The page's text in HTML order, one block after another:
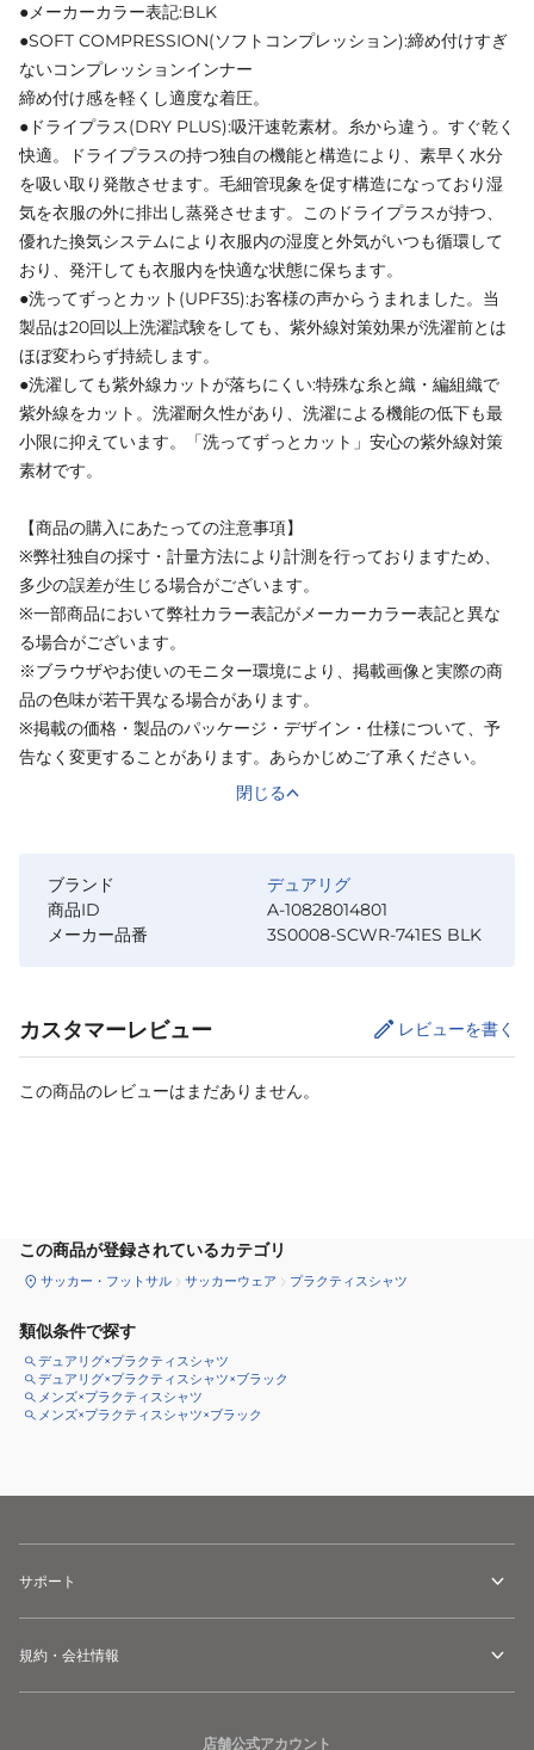
●メーカーカラー表記:BLK
●SOFT COMPRESSION(ソフトコンプレッション):締め付けすぎ
ないコンプレッションインナー
締め付け感を軽くし適度な着圧。
●ドライプラス(DRY PLUS):吸汗速乾素材。糸から違う。すぐ乾く
快適。ドライプラスの持つ独自の機能と構造により、素早く水分
を吸い取り発散させます。毛細管現象を促す構造になっており湿
気を衣服の外に排出し蒸発させます。このドライプラスが持つ、
優れた換気システムにより衣服内の湿度と外気がいつも循環して
おり、発汗しても衣服内を快適な状態に保ちます。
●洗ってずっとカット(UPF35):お客様の声からうまれました。当
製品は20回以上洗濯試験をしても、紫外線対策効果が洗濯前とは
ほぼ変わらず持続します。
●洗濯しても紫外線カットが落ちにくい:特殊な糸と織・編組織で
紫外線をカット。洗濯耐久性があり、洗濯による機能の低下も最
小限に抑えています。「洗ってずっとカット」安心の紫外線対策
素材です。
【商品の購入にあたっての注意事項】
※弊社独自の採寸・計量方法により計測を行っておりますため、
多少の誤差が生じる場合がございます。
※一部商品において弊社カラー表記がメーカーカラー表記と異な
る場合がございます。
※ブラウザやお使いのモニター環境により、掲載画像と実際の商
品の色味が若干異なる場合があります。
※掲載の価格・製品のパッケージ・デザイン・仕様について、予
告なく変更することがあります。あらかじめご了承ください。
閉じる
ブランド
デュアリグ
商品ID
A-10828014801
メーカー品番
3S0008-SCWR-741ES BLK
カスタマーレビュー レビューを書く
この商品のレビューはまだありません。
この商品が登録されているカテゴリ
サッカー・フットサル サッカーウェア プラクティスシャツ
類似条件で探す
デュアリグ×プラクティスシャツ
デュアリグ×プラクティスシャツ×ブラック
メンズ×プラクティスシャツ
メンズ×プラクティスシャツ×ブラック
サポート
規約・会社情報
店舗公式アカウント